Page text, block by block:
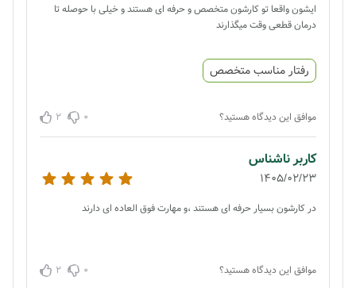
ایشون واقعا تو کارشون متخصص و حرفه ای هستند و خیلی با حوصله تا
درمان قطعی وقت میگذارند
رفتار مناسب متخصص
موافق این دیدگاه هستید؟ 0
2
کاربر ناشناس
1405/02/23
در کارشون بسیار حرفه ای هستند ،و مهارت فوق العاده ای دارند
موافق این دیدگاه هستید؟ 0
2